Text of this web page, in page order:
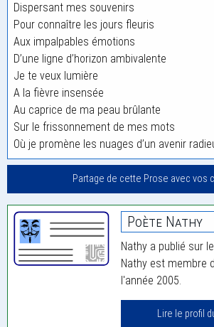
Dispersant mes souvenirs
Pour connaître les jours fleuris
Aux impalpables émotions
D’une ligne d’horizon ambivalente
Je te veux lumière
A la fièvre insensée
Au caprice de ma peau brûlante
Sur le frissonnement de mes mots
Où je promène les nuages d’un avenir
Partage de cette Prose avec vos
Poète Nathy
Nathy a publié sur
Nathy est membre
l'année 2005.
Lire le profil